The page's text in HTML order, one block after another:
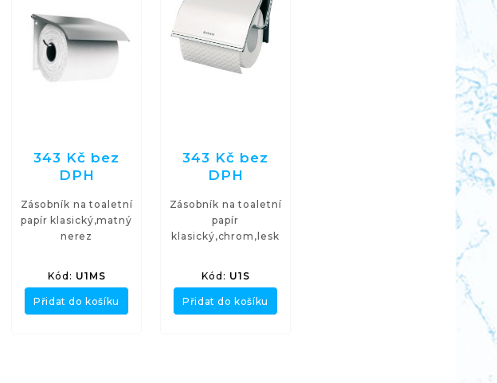
343 Kč bez
DPH
Zásobník na toaletní
papír klasický,matný
nerez
Kód: U1MS
Přidat do košíku
343 Kč bez
DPH
Zásobník na toaletní
papír
klasický,chrom,lesk
Kód: U1S
Přidat do košíku